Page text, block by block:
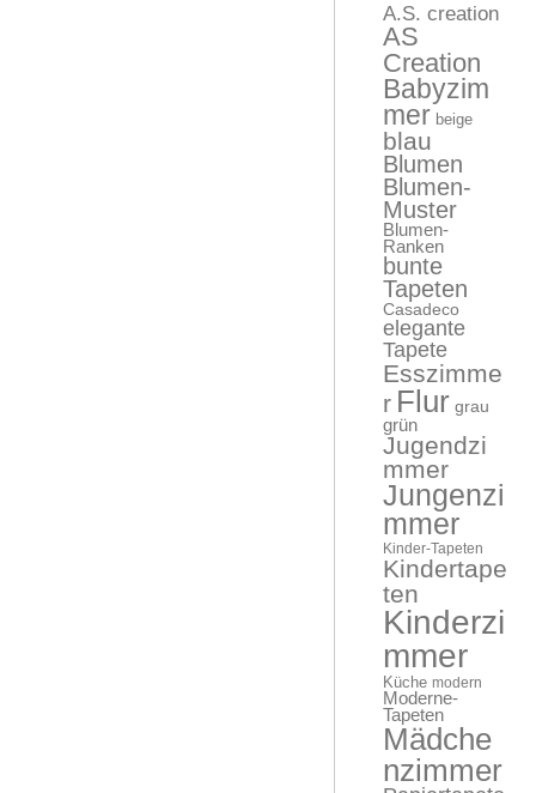
A.S. creation
AS
Creation
Babyzim
mer beige
blau
Blumen
Blumen-
Muster
Blumen-
Ranken
bunte
Tapeten
Casadeco
elegante
Tapete
Esszimme
r Flur grau
grün
Jugendzi
mmer
Jungenzi
mmer
Kinder-Tapeten
Kindertape
ten
Kinderzi
mmer
Küche modern
Moderne-
Tapeten
Mädche
nzimmer